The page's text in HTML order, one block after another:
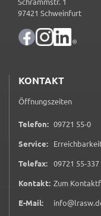
97421 Schweinfurt
KONTAKT
Öffnungszeiten
Telefon: 09721 55-00 9
Service:
Telefax: 09721 55-337
Kontakt: Zum
E-Mail:
_pk_ses
Name:
_pk_ses
Landratsamt
Zweck:
Kurzzeitiges
Session